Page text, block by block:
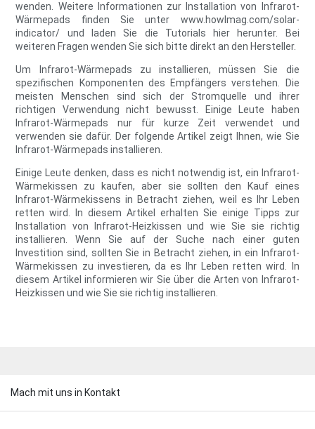
wenden. Weitere Informationen zur Installation von Infrarot-
Wärmepads finden Sie unter www.howlmag.com/solar-
indicator/ und laden Sie die Tutorials hier herunter. Bei
weiteren Fragen wenden Sie sich bitte direkt an den Hersteller.
Um Infrarot-Wärmepads zu installieren, müssen Sie die
spezifischen Komponenten des Empfängers verstehen. Die
meisten Menschen sind sich der Stromquelle und ihrer
richtigen Verwendung nicht bewusst. Einige Leute haben
Infrarot-Wärmepads nur für kurze Zeit verwendet und
verwenden sie dafür. Der folgende Artikel zeigt Ihnen, wie Sie
Infrarot-Wärmepads installieren.
Einige Leute denken, dass es nicht notwendig ist, ein Infrarot-
Wärmekissen zu kaufen, aber sie sollten den Kauf eines
Infrarot-Wärmekissens in Betracht ziehen, weil es Ihr Leben
retten wird. In diesem Artikel erhalten Sie einige Tipps zur
Installation von Infrarot-Heizkissen und wie Sie sie richtig
installieren. Wenn Sie auf der Suche nach einer guten
Investition sind, sollten Sie in Betracht ziehen, in ein Infrarot-
Wärmekissen zu investieren, da es Ihr Leben retten wird. In
diesem Artikel informieren wir Sie über die Arten von Infrarot-
Heizkissen und wie Sie sie richtig installieren.
Mach mit uns in Kontakt